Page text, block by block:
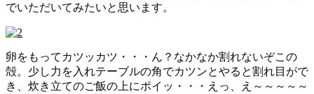
でいただいてみたいと思います。
卵をもってカツッカツ・・・ん？なかなか割れないぞこの
殻。少し力を入れテーブルの角でカツンとやると割れ目がで
き、炊き立てのご飯の上にポイッ・・・えっ、え～～～～～